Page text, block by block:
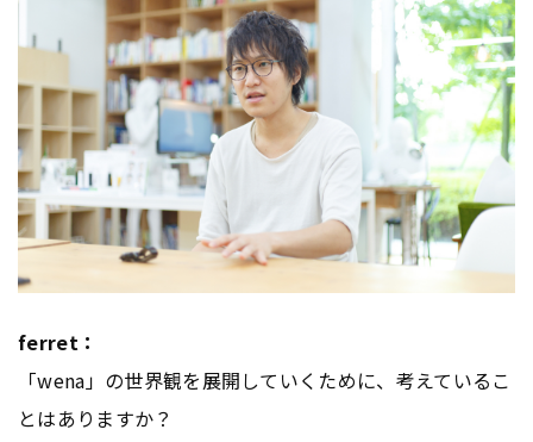
ferret：
「wena」の世界観を展開していくために、考えているこ
とはありますか？